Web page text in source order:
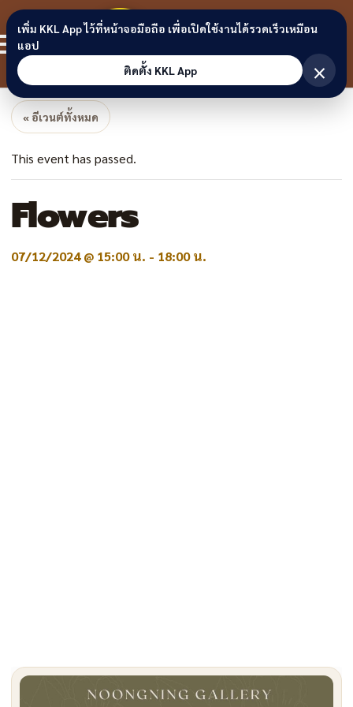
Skip to content
ขอนแก่น
ลิงก์
« อีเวนต์ทั้งหมด
This event has passed.
Flowers
07/12/2024 @ 15:00 น. - 18:00 น.
เพิ่ม KKL App ไว้ที่หน้าจอมือถือ เพื่อเปิดใช้งานได้รวดเร็วเหมือน
แอป
ติดตั้ง KKL App
×